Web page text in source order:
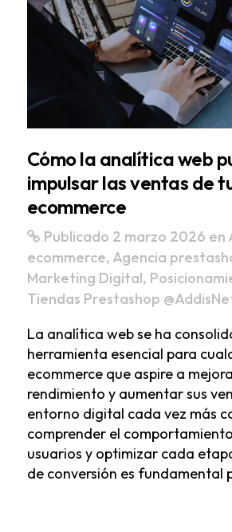
Cómo la analítica web
impulsar las ventas de
ecommerce
Publicado 2 marzo 2026 en
ecommerce, Agencia
Marketing Digital,
Tiendas Prestashop
La analítica web se ha
herramienta esencial para
ecommerce que aspire a
rendimiento y aumentar sus
entorno digital cada vez más
comprender el
usuarios y optimizar cada
de conversión es fundamental